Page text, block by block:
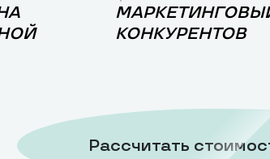
КОНКУРЕНТОВ
Рассчитать